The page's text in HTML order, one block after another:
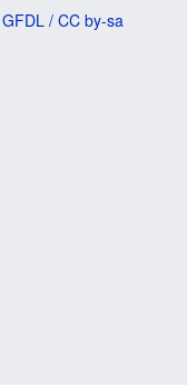
GFDL / CC by-sa